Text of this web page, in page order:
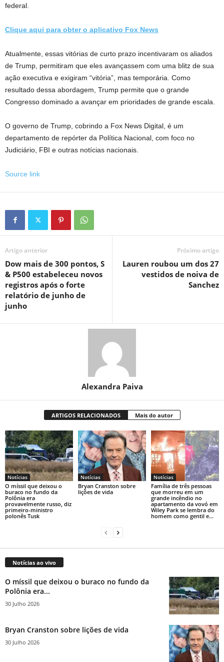
federal.
Clique aqui para obter o aplicativo Fox News
Atualmente, essas vitórias de curto prazo incentivaram os aliados
de Trump, permitiram que eles avançassem com uma blitz de sua
ação executiva e exigiram “vitória”, mas temporária. Como
resultado dessa abordagem, Trump permite que o grande
Congresso dominado a avançar em prioridades de grande escala.
O governo de Trump, cobrindo a Fox News Digital, é um
departamento de repórter da Política Nacional, com foco no
Judiciário, FBI e outras notícias nacionais.
Source link
Artigo anterior
Dow mais de 300 pontos, S
& P500 estabeleceu novos
registros após o forte
relatório de junho de
junho
Próximo artigo
Lauren roubou um dos 27
vestidos de noiva de
Sanchez
Alexandra Paiva
ARTIGOS RELACIONADOS Mais do autor
Notícias
O míssil que deixou o
buraco no fundo da
Polônia era
provavelmente russo, diz
primeiro-ministro
polonês Tusk
Notícias
Bryan Cranston sobre
lições de vida
Notícias
Família de três pessoas
que morreu em um
grande incêndio no
apartamento da vovó em
Wiley Park se lembra do
homem como gentil e...
Notícias ao vivo
O míssil que deixou o buraco no fundo da
Polônia era...
30 Julho 2026
Bryan Cranston sobre lições de vida
30 Julho 2026